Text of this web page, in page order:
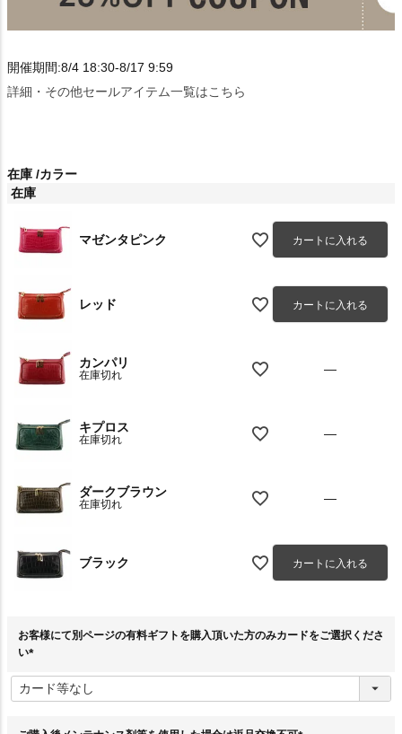
開催期間:8/4 18:30-8/17 9:59
詳細・その他セールアイテム一覧はこちら
在庫 カラー
在庫
マゼンタピンク カートに入れる
レッド カートに入れる
カンパリ
在庫切れ —
キプロス
在庫切れ —
ダークブラウン
在庫切れ —
ブラック カートに入れる
お客様にて別ページの有料ギフトを購入頂いた方のみカードをご選択くださ
い
必
須